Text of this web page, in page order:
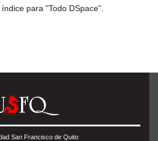
para "Todo DSpace".
San Francisco de Quito